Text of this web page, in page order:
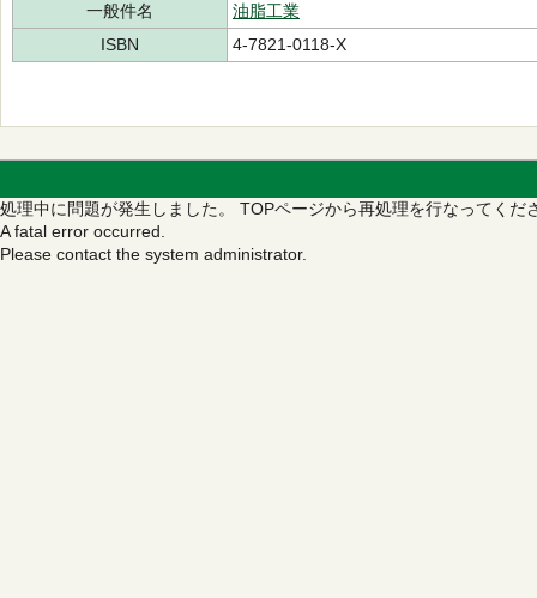
一般件名
油脂工業
ISBN
4-7821-0118-X
処理中に問題が発生しました。 TOPページから再処理を行なってくだ
A fatal error occurred.
Please contact the system administrator.